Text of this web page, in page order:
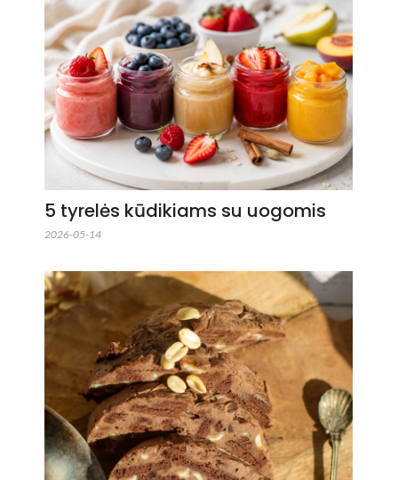
5 tyrelės kūdikiams su uogomis
2026-05-14